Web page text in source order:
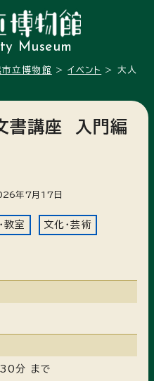
Museum
市立博物館 >イベント
> 大人
書講座 入門編
年7月17日
教室 文化・芸術
分 まで